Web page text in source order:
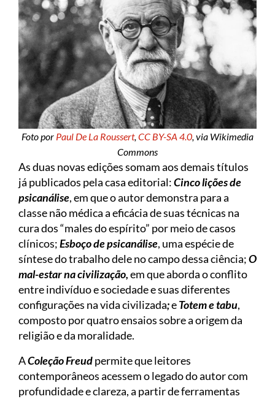
Foto por Paul De La Roussert,CC BY-SA 4.0, via Wikimedia
Commons
As duas novas edições somam aos demais títulos
já publicados pela casa editorial:Cinco lições de
psicanálise, em que o autor demonstra para a
classe não médica a eficácia de suas técnicas na
cura dos “males do espírito” por meio de casos
clínicos;Esboço de psicanálise, uma espécie de
síntese do trabalho dele no campo dessa ciência;O
mal-estar na civilização,em que aborda o conflito
entre indivíduo e sociedade e suas diferentes
configurações na vida civilizada;eTotem e tabu,
composto por quatro ensaios sobre a origem da
religião e da moralidade.
AColeção Freudpermite que leitores
contemporâneos acessem o legado do autor com
profundidade e clareza, a partir de ferramentas